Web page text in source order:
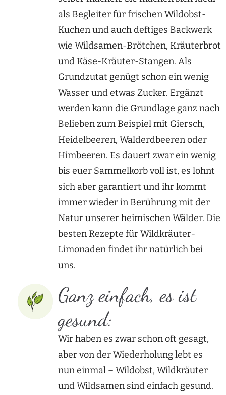
als Begleiter für frischen Wildobst-
Kuchen und auch deftiges Backwerk
wie Wildsamen-Brötchen, Kräuterbrot
und Käse-Kräuter-Stangen. Als
Grundzutat genügt schon ein wenig
Wasser und etwas Zucker. Ergänzt
werden kann die Grundlage ganz nach
Belieben zum Beispiel mit Giersch,
Heidelbeeren, Walderdbeeren oder
Himbeeren. Es dauert zwar ein wenig
bis euer Sammelkorb voll ist, es lohnt
sich aber garantiert und ihr kommt
immer wieder in Berührung mit der
Natur unserer heimischen Wälder. Die
besten Rezepte für Wildkräuter-
Limonaden findet ihr natürlich bei
uns.
Ganz einfach, es ist
gesund:
Wir haben es zwar schon oft gesagt,
aber von der Wiederholung lebt es
nun einmal – Wildobst, Wildkräuter
und Wildsamen sind einfach gesund.